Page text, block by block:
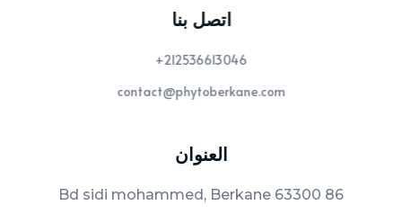
اتصل بنا
212536613046+
contact@phytoberkane.com
العنوان
86 Bd sidi mohammed, Berkane 63300